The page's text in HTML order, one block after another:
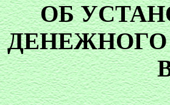
ОБ
ДЕНЕЖНОГО